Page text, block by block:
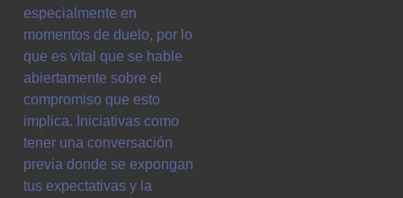
especialmente en
momentos de duelo, por lo
que es vital que se hable
abiertamente sobre el
compromiso que esto
implica. Iniciativas como
tener una conversación
previa donde se expongan
tus expectativas y la